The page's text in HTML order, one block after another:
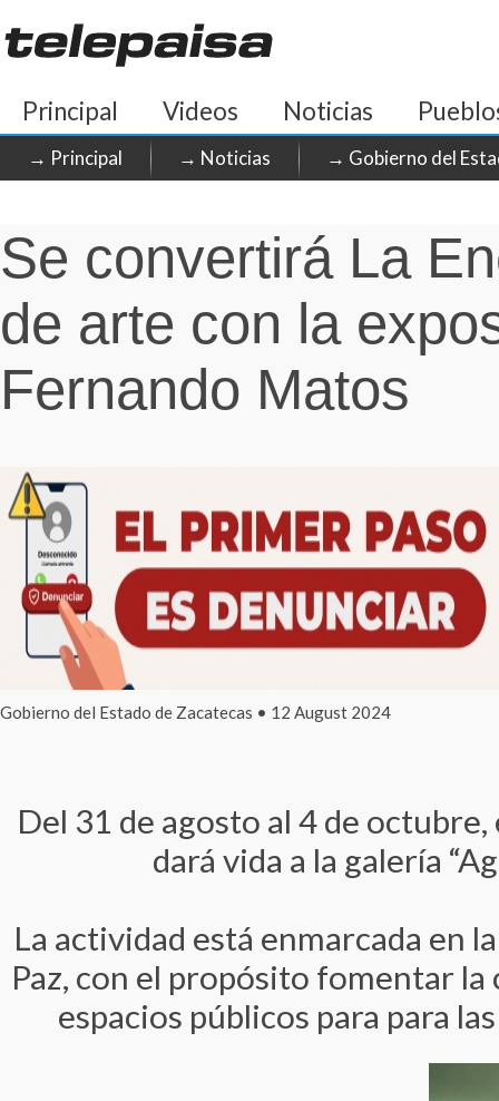
Principal Videos Noticias
→ Principal → Noticias → Gobierno del
Se convertirá La
de arte con la
Fernando Matos
Gobierno del Estado de Zacatecas • 12 August 2024
Del 31 de agosto al 4 de
dará vida a la galería
La actividad está enmarcada en
Paz, con el propósito fomentar
espacios públicos para para